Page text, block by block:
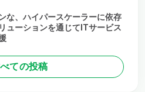
な、ハイパースケーラーに依存
ューションを通じてITサービス
ての投稿